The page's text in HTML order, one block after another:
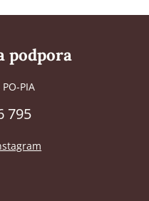
podpora
PIA
795